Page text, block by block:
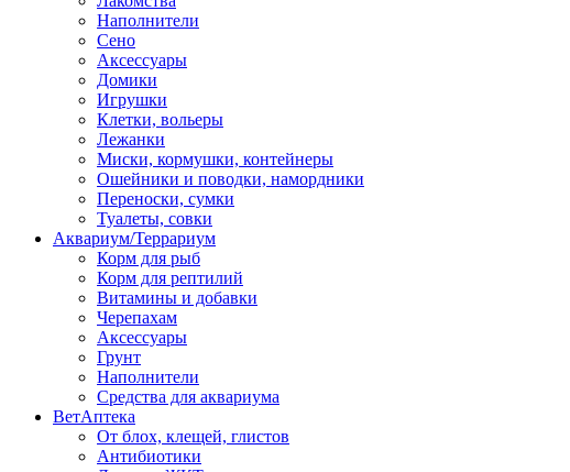
Наполнители
Сено
Аксессуары
Домики
Игрушки
Клетки, вольеры
Лежанки
Миски, кормушки, контейнеры
Ошейники и поводки, намордники
Переноски, сумки
Туалеты, совки
Аквариум/Террариум
Корм для рыб
Корм для рептилий
Витамины и добавки
Черепахам
Аксессуары
Грунт
Наполнители
Средства для аквариума
ВетАптека
От блох, клещей, глистов
Антибиотики